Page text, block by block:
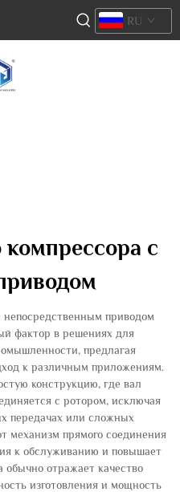
RU
компрессора с
непосредственным приводом
фактор в решениях для
предлагая
к различным приложениям.
конструкцию, где вал
с ротором, исключая
передачах или сложных
механизм прямого соединения
к обслуживанию и повышает
отражает качество
изготовления и мощность